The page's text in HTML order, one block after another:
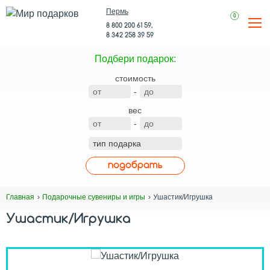
0
Пермь
8 800 200 61 59,
8 342 258 39 59
Подбери подарок:
стоимость
-
вес
-
подобрать
Главная Подарочные сувениры и игры Ушастик/Игрушка
Ушастик/Игрушка